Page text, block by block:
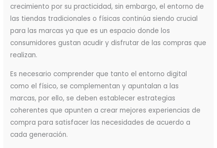
crecimiento por su practicidad, sin embargo, el entorno de
las tiendas tradicionales o físicas continúa siendo crucial
para las marcas ya que es un espacio donde los
consumidores gustan acudir y disfrutar de las compras que
realizan.
Es necesario comprender que tanto el entorno digital
como el físico, se complementan y apuntalan a las
marcas, por ello, se deben establecer estrategias
coherentes que apunten a crear mejores experiencias de
compra para satisfacer las necesidades de acuerdo a
cada generación.